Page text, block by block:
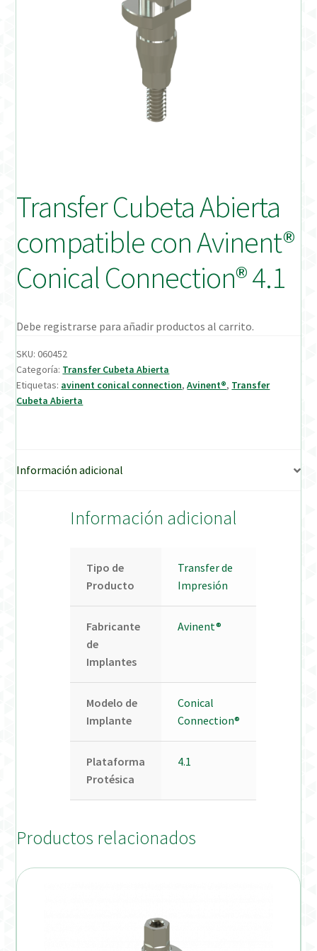
Mi cuenta
On-line Store
Productos Favoritos
Verification Required
Welcome to DELTA Abutments | Tienda Online!
Transfer Cubeta Abierta
compatible con Avinent®
Conical Connection® 4.1
Debe registrarse para añadir productos al carrito.
SKU:060452
Categoría: Transfer Cubeta Abierta
Etiquetas: avinent conical connection,Avinent®, Transfer
Cubeta Abierta
Información adicional
Información adicional
Tipo de
Producto
Transfer de
Impresión
Fabricante
de
Implantes
Avinent®
Modelo de
Implante
Conical
Connection®
Plataforma
Protésica
4.1
Productos relacionados